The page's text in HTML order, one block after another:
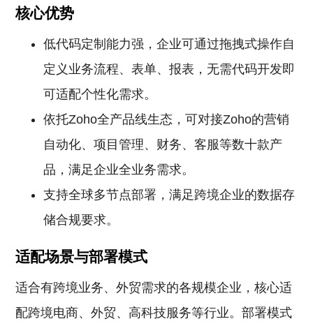
核心优势
低代码定制能力强，企业可通过拖拽式操作自
定义业务流程、表单、报表，无需代码开发即
可适配个性化需求。
依托Zoho全产品线生态，可对接Zoho的营销
自动化、项目管理、财务、客服等数十款产
品，满足企业全业务需求。
支持全球多节点部署，满足跨境企业的数据存
储合规要求。
适配场景与部署模式
适合有跨境业务、外贸需求的各规模企业，核心适
配跨境电商、外贸、高科技服务等行业。部署模式